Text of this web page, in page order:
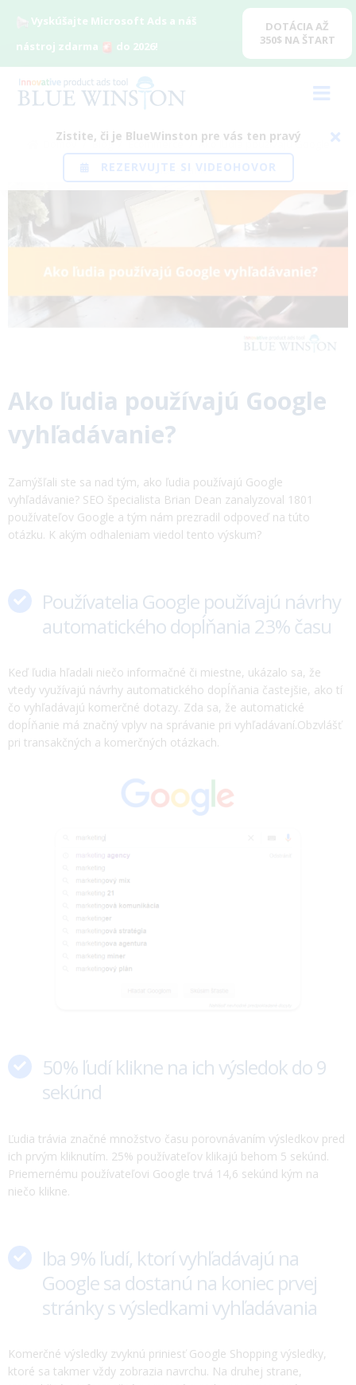
Vyskúšajte Microsoft Ads a náš
nástroj zdarma
do 2026!
DOTÁCIA AŽ
350$ NA ŠTART
Zistite, či je BlueWinston pre vás ten pravý
REZERVUJTE SI VIDEOHOVOR
Domov / Blog / Ecommerce /
Ako ľudia používajú Google
vyhľadávanie?
View
Image
Ako ľudia používajú Google
vyhľadávanie?
Zamýšľali ste sa nad tým, ako ľudia používajú Google
vyhľadávanie? SEO špecialista Brian Dean zanalyzoval 1801
používateľov Google a tým nám prezradil odpoveď na túto
otázku. K akým odhaleniam viedol tento výskum?
Používatelia Google používajú návrhy
automatického dopĺňania 23% času
Keď ľudia hľadali niečo informačné či miestne, ukázalo sa, že
vtedy využívajú návrhy automatického dopĺňania častejšie, ako tí
čo vyhľadávajú komerčné dotazy. Zda sa, že automatické
dopĺňanie má značný vplyv na správanie pri vyhľadávaní.Obzvlášť
pri transakčných a komerčných otázkach.
50% ľudí klikne na ich výsledok do 9
sekúnd
Ľudia trávia značné množstvo času porovnávaním výsledkov pred
ich prvým kliknutím. 25% používateľov klikajú behom 5 sekúnd.
Priemernému používateľovi Google trvá 14,6 sekúnd kým na
niečo klikne.
Iba 9% ľudí, ktorí vyhľadávajú na
Google sa dostanú na koniec prvej
stránky s výsledkami vyhľadávania
Komerčné výsledky zvyknú priniesť Google Shopping výsledky,
ktoré sa takmer vždy zobrazia navrchu. Na druhej strane,